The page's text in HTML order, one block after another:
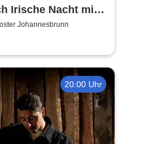
Irische Nacht mit
Celtic Four
Johannesbrunn
20:00 Uhr